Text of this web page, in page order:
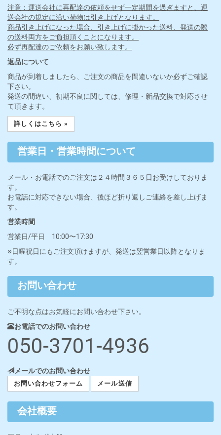
注意：運送会社に再配達の依頼をせず一定期間を過ぎますと、運
送会社の規定に沿い荷物は引き上げとなります。
商品引き上げになった場合、引き上げに掛かった送料、発送の際
の送料両方をご負担頂くことになります。
必ず再配達のご依頼をお願い致します。
返品について
商品が到着しましたら、ご注文の商品を間違いないか必ずご確認
下さい。
発送の間違い、初期不良に関しては、修理・新品交換で対応させ
て頂きます。
詳しくはこちら »
営業日・営業時間について
メール・お電話でのご注文は２４時間３６５日お受けしておりま
す。
お電話に対応できない場合、後ほど折り返しご連絡を差し上げま
す。
営業時間
営業日/平日 10:00〜17:30
※日曜祝日にもご注文頂けますが、発送は翌営業日以降となりま
す。
お問い合わせ
ご不明な点はお気軽にお問い合わせ下さい。
お電話でのお問い合わせ
050-3701-4936
メールでのお問い合わせ
お問い合わせフォーム メール送信
会社概要